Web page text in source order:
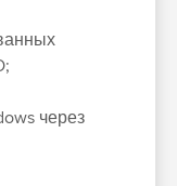
через